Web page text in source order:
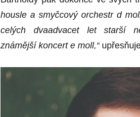
housle a smyčcový orchestr d
celých dvaadvacet let starší
známější koncert e moll,“